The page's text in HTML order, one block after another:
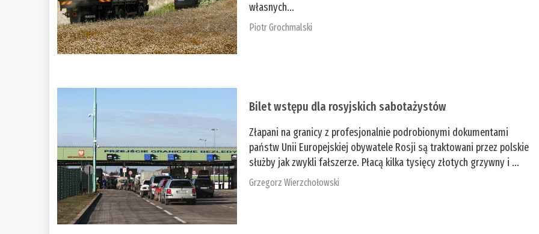
własnych...
Piotr Grochmalski
Bilet wstępu dla rosyjskich sabotażystów
Złapani na granicy z profesjonalnie podrobionymi dokumentami
państw Unii Europejskiej obywatele Rosji są traktowani przez polskie
służby jak zwykli fałszerze. Płacą kilka tysięcy złotych grzywny i ...
Grzegorz Wierzchołowski